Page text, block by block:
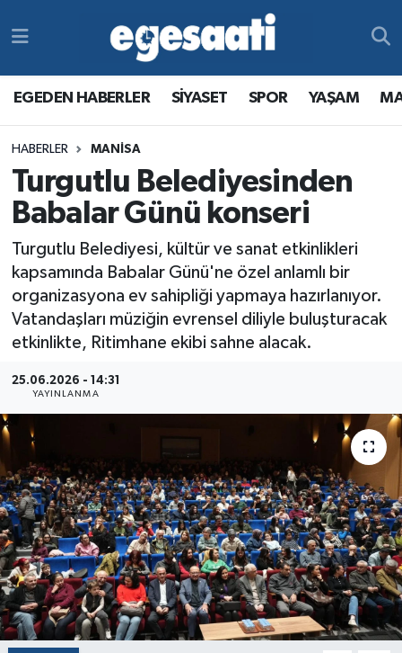
EGEDEN HABERLER SİYASET SPOR YAŞAM
HABERLER MANİSA
Turgutlu Belediyesinden
Babalar Günü konseri
Turgutlu Belediyesi, kültür ve sanat etkinlikleri
kapsamında Babalar Günü'ne özel anlamlı bir
organizasyona ev sahipliği yapmaya hazırlanıyor.
Vatandaşları müziğin evrensel diliyle buluşturacak
etkinlikte, Ritimhane ekibi sahne alacak.
25.06.2026 - 14:31
YAYINLANMA
MAGAZİN
RESMİ REKLAMLAR
YAŞAM
MAGAZİN
RESMİ REKLAMLAR
Egemax TV
Tüm Manşetler
Son Dakika Haberleri
Haber Arşivi